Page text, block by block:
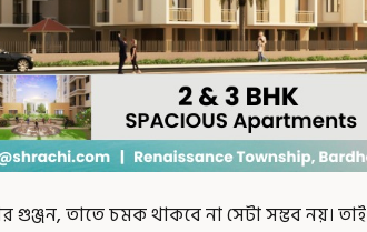
তাতে চমক থাকবে না সেটা সম্ভব নয়। তাই